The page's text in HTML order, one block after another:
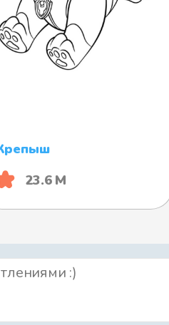
23.6 М